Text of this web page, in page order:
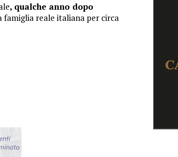
, qualche anno dopo
reale italiana per circa